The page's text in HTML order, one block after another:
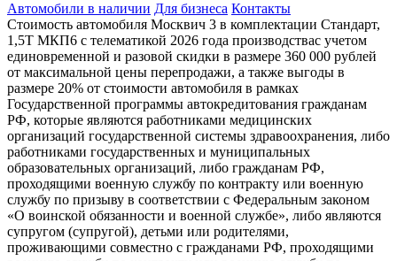
Автомобили в наличии Для бизнеса Контакты
Стоимость автомобиля Москвич 3 в комплектации Стандарт,
1,5Т МКП6 с телематикой 2026 года производствас учетом
единовременной и разовой скидки в размере 360 000 рублей
от максимальной цены перепродажи, а также выгоды в
размере 20% от стоимости автомобиля в рамках
Государственной программы автокредитования гражданам
РФ, которые являются работниками медицинских
организаций государственной системы здравоохранения, либо
работниками государственных и муниципальных
образовательных организаций, либо гражданам РФ,
проходящими военную службу по контракту или военную
службу по призыву в соответствии с Федеральным законом
«О воинской обязанности и военной службе», либо являются
супругом (супругой), детьми или родителями,
проживающими совместно с гражданами РФ, проходящими